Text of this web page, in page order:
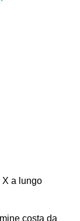
X a lungo
costa da